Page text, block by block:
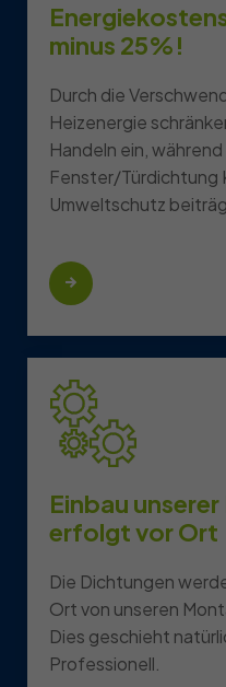
minus 25%!
Durch die
Heizenergie
Handeln ein,
Fenster/Türdichtung
Umweltschutz
Einbau
erfolgt vor Ort
Die Dichtungen
Ort von unseren
Dies geschieht
Professionell.